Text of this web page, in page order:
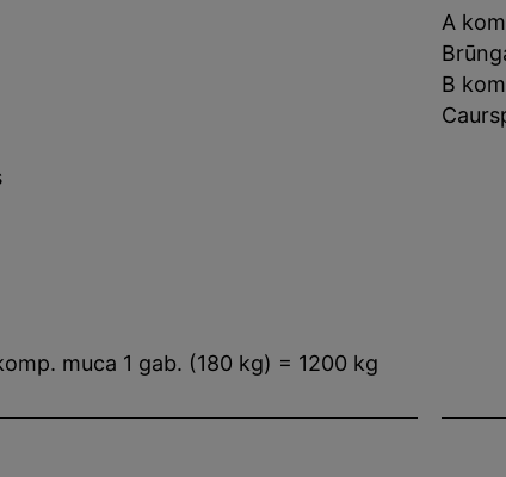
muca 1 gab. (180 kg) = 1200 kg
A
B